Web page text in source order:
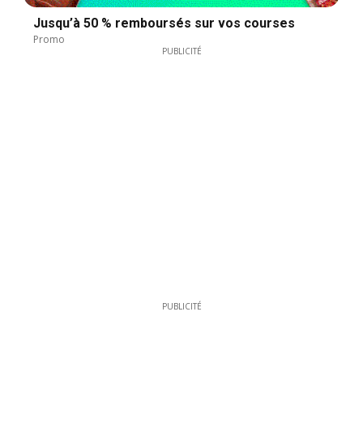
Jusqu’à 50 % remboursés sur vos courses
Promo
PUBLICITÉ
PUBLICITÉ